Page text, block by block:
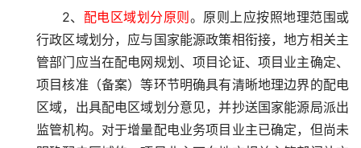
2、 配电区域划分原则。原则上应按照地理范围或
行政区域划分，应与国家能源政策相衔接，地方相关主
管部门应当在配电网规划、项目论证、项目业主确定、
项目核准（备案）等环节明确具有清晰地理边界的配电
区域，出具配电区域划分意见，并抄送国家能源局派出
监管机构。对于增量配电业务项目业主已确定，但尚未